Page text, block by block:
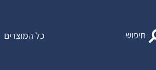
חיפוש כל המוצרים